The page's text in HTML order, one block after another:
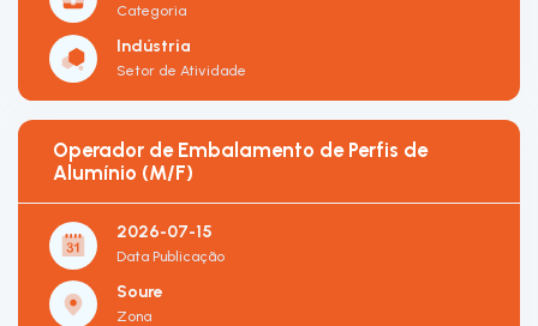
Categoria
Indústria
Setor de Atividade
Operador de Embalamento de Perfis de
Alumínio (M/F)
2026-07-15
Data Publicação
Soure
Zona